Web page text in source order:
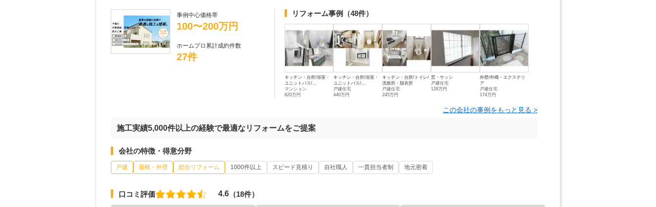
事例中心価格帯
100〜200万円
ホームプロ累計成約件数
27件
リフォーム事例 （48件）
キッチン・台所/浴室・
ユニットバス/...
マンション
820万円
キッチン・台所/浴室・
ユニットバス/...
戸建住宅
440万円
キッチン・台所/トイレ/
洗面所・脱衣所
戸建住宅
245万円
窓・サッシ
戸建住宅
129万円
外壁/外構・エクステリ
ア
戸建住宅
174万円
この会社の事例をもっと見る >
施工実績5,000件以上の経験で最適なリフォームをご提案
会社の特徴・得意分野
戸建 屋根・外壁 総合リフォーム 1000件以上 スピード見積り 自社職人 一貫担当者制 地元密着
口コミ評価 4.6 （18件）